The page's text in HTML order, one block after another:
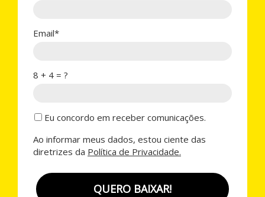
Email*
8 + 4 = ?
Eu concordo em receber comunicações.
Ao informar meus dados, estou ciente das
diretrizes da Política de Privacidade.
QUERO BAIXAR!